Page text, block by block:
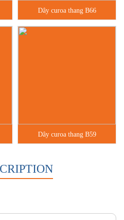
Dây curoa thang B66
Dây curoa thang B59